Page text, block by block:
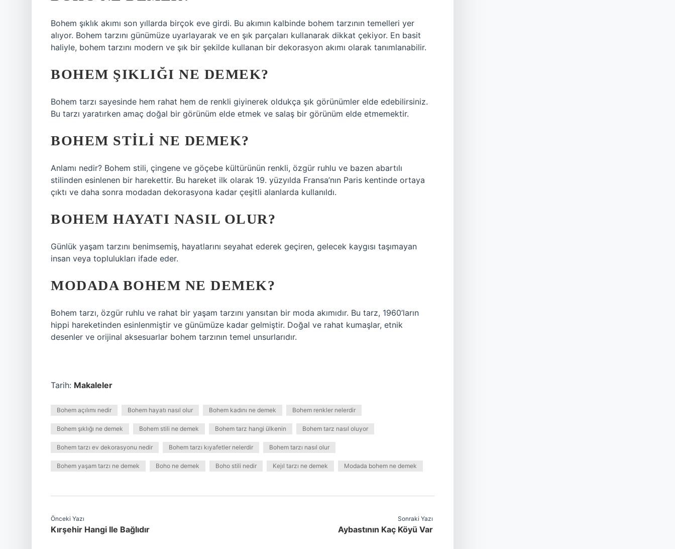
Bohem şıklık akımı son yıllarda birçok eve girdi. Bu akımın kalbinde bohem tarzının temelleri yer
alıyor. Bohem tarzını günümüze uyarlayarak ve en şık parçaları kullanarak dikkat çekiyor. En basit
haliyle, bohem tarzını modern ve şık bir şekilde kullanan bir dekorasyon akımı olarak tanımlanabilir.
BOHEM ŞIKLIĞI NE DEMEK?
Bohem tarzı sayesinde hem rahat hem de renkli giyinerek oldukça şık görünümler elde edebilirsiniz.
Bu tarzı yaratırken amaç doğal bir görünüm elde etmek ve salaş bir görünüm elde etmemektir.
BOHEM STILI NE DEMEK?
Anlamı nedir? Bohem stili, çingene ve göçebe kültürünün renkli, özgür ruhlu ve bazen abartılı
stilinden esinlenen bir harekettir. Bu hareket ilk olarak 19. yüzyılda Fransa’nın Paris kentinde ortaya
çıktı ve daha sonra modadan dekorasyona kadar çeşitli alanlarda kullanıldı.
BOHEM HAYATI NASIL OLUR?
Günlük yaşam tarzını benimsemiş, hayatlarını seyahat ederek geçiren, gelecek kaygısı taşımayan
insan veya toplulukları ifade eder.
MODADA BOHEM NE DEMEK?
Bohem tarzı, özgür ruhlu ve rahat bir yaşam tarzını yansıtan bir moda akımıdır. Bu tarz, 1960’ların
hippi hareketinden esinlenmiştir ve günümüze kadar gelmiştir. Doğal ve rahat kumaşlar, etnik
desenler ve orijinal aksesuarlar bohem tarzının temel unsurlarıdır.
Tarih: Makaleler
Bohem açılımı nedir Bohem hayatı nasıl olur Bohem kadını ne demek Bohem renkler nelerdir
Bohem şıklığı ne demek Bohem stili ne demek Bohem tarz hangi ülkenin Bohem tarz nasıl oluyor
Bohem tarzı ev dekorasyonu nedir Bohem tarzı kıyafetler nelerdir Bohem tarzı nasıl olur
Bohem yaşam tarzı ne demek Boho ne demek Boho stili nedir Kejıl tarzı ne demek Modada bohem ne demek
Önceki Yazı
Kırşehir Hangi Ile Bağlıdır
Sonraki Yazı
Aybastının Kaç Köyü Var